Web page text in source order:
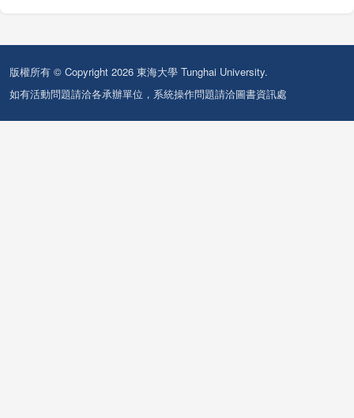
版權所有 © Copyright 2026 東海大學 Tunghai University.
如有活動問題請洽各承辦單位，系統操作問題請洽圖書資訊處